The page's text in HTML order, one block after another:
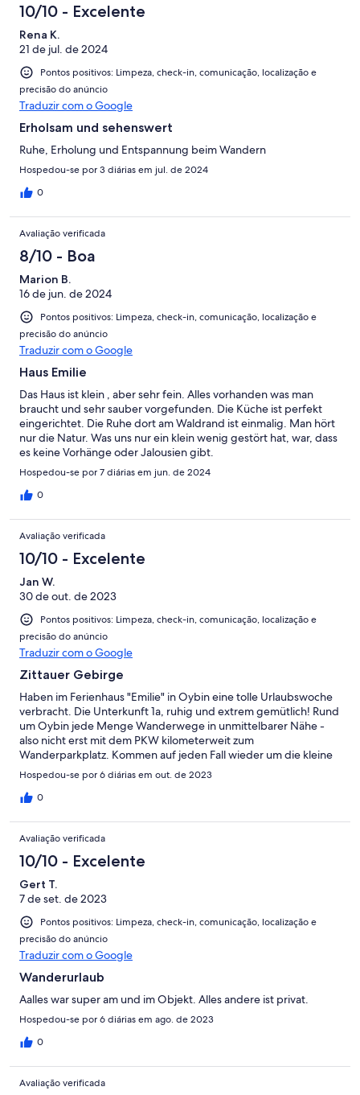
10/10 - Excelente
Rena K.
21 de jul. de 2024
Pontos positivos: Limpeza, check-in, comunicação, localização e
precisão do anúncio
Traduzir com o Google
Erholsam und sehenswert
Ruhe, Erholung und Entspannung beim Wandern
Hospedou-se por 3 diárias em jul. de 2024
0
Avaliação verificada
8/10 - Boa
Marion B.
16 de jun. de 2024
Pontos positivos: Limpeza, check-in, comunicação, localização e
precisão do anúncio
Traduzir com o Google
Haus Emilie
Das Haus ist klein , aber sehr fein. Alles vorhanden was man
braucht und sehr sauber vorgefunden. Die Küche ist perfekt
eingerichtet. Die Ruhe dort am Waldrand ist einmalig. Man hört
nur die Natur. Was uns nur ein klein wenig gestört hat, war, dass
es keine Vorhänge oder Jalousien gibt.
Hospedou-se por 7 diárias em jun. de 2024
0
Avaliação verificada
10/10 - Excelente
Jan W.
30 de out. de 2023
Pontos positivos: Limpeza, check-in, comunicação, localização e
precisão do anúncio
Traduzir com o Google
Zittauer Gebirge
Haben im Ferienhaus "Emilie" in Oybin eine tolle Urlaubswoche
verbracht. Die Unterkunft 1a, ruhig und extrem gemütlich! Rund
um Oybin jede Menge Wanderwege in unmittelbarer Nähe -
also nicht erst mit dem PKW kilometerweit zum
Wanderparkplatz. Kommen auf jeden Fall wieder um die kleine
Schwester des Elbsandsteingebirges weiter zu
erkunden/erwandern. Im Anschluss selbstverständlich den
Muskelkater in der "Emilie" auskurieren und wieder gemütliche
Hospedou-se por 6 diárias em out. de 2023
0
Avaliação verificada
10/10 - Excelente
Gert T.
7 de set. de 2023
Pontos positivos: Limpeza, check-in, comunicação, localização e
precisão do anúncio
Traduzir com o Google
Wanderurlaub
Aalles war super am und im Objekt. Alles andere ist privat.
Hospedou-se por 6 diárias em ago. de 2023
0
Avaliação verificada